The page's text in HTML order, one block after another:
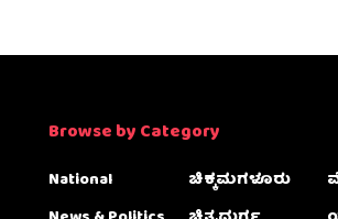
Browse by Category
National
ಚಿಕ್ಕಮಗಳೂರು